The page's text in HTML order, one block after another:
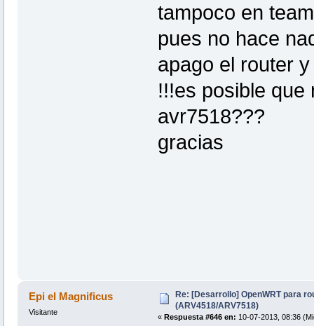
tampoco en
pues no hace
apago el router
!!!es posible que
avr7518???
gracias
Epi el Magnificus
Visitante
Re: [Desarrollo] OpenWRT para
(ARV4518/ARV7518)
« Respuesta #646 en: 10-07-2013, 08:36